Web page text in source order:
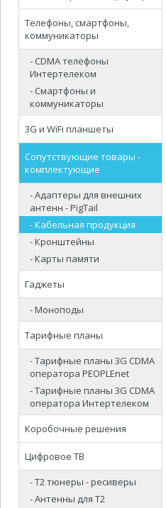
Телефоны, смартфоны,
коммуникаторы
- CDMA телефоны
Интертелеком
- Смартфоны и
коммуникаторы
3G и WiFi планшеты
Сопутствующие товары -
комплектующие
- Адаптеры для внешних
антенн - PigTail
- Кабельная продукция
- Кронштейны
- Карты памяти
Гаджеты
- Моноподы
Тарифные планы
- Тарифные планы 3G CDMA
оператора PEOPLEnet
- Тарифные планы 3G CDMA
оператора Интертелеком
Коробочные решения
Цифровое ТВ
- Т2 тюнеры - ресиверы
- Антенны для Т2